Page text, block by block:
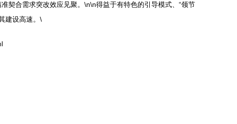
契合需求突改效应见聚。\n\n得益于有特色的引导模式、“领节
建设高速。\